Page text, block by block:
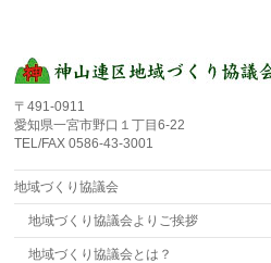
〒491-0911
愛知県一宮市野口１丁目6-22
TEL/FAX 0586-43-3001
地域づくり協議会
地域づくり協議会よりご挨拶
地域づくり協議会とは？